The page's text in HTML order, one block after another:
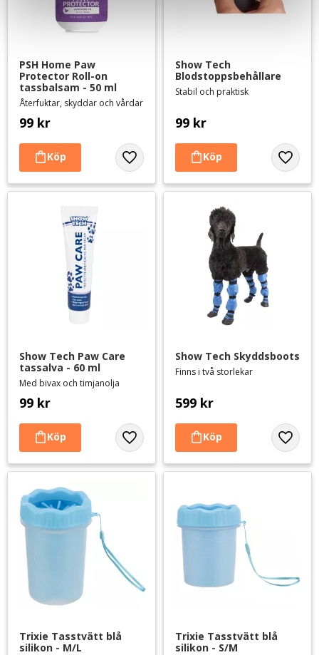
PSH Home Paw
Protector Roll-on
tassbalsam - 50 ml
Återfuktar, skyddar och vårdar
99 kr
Lägg till i favoriter
Show Tech
Blodstoppsbehållare
Stabil och praktisk
99 kr
Lägg
Show Tech Paw Care
tassalva - 60 ml
Med bivax och timjanolja
99 kr
Lägg till i favoriter
Show Tech Skyddsboots
Finns i två storlekar
599 kr
Lägg
Trixie Tasstvätt blå
silikon - M/L
Trixie Tasstvätt blå
silikon - S/M